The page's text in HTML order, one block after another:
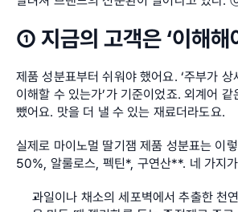
① 지금의 고객은 ‘이해해
제품 성분표부터 쉬워야 했어요. ‘주부가
이해할 수 있는가’가 기준이었죠. 외계어
뺐어요. 맛을 더 낼 수 있는 재료더라도요.
실제로 마이노멀 딸기잼 제품 성분표는 이
50%, 알룰로스, 펙틴*, 구연산**. 네 가지
과일이나 채소의 세포벽에서 추출한 천